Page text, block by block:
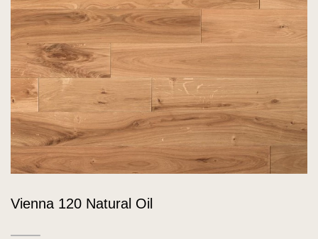
Vienna 120 Natural Oil